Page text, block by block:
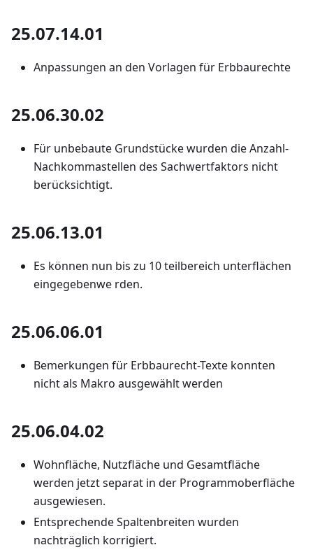
25.07.14.01
Anpassungen an den Vorlagen für Erbbaurechte
25.06.30.02
Für unbebaute Grundstücke wurden die Anzahl-
Nachkommastellen des Sachwertfaktors nicht
berücksichtigt.
25.06.13.01
Es können nun bis zu 10 teilbereich unterflächen
eingegebenwe rden.
25.06.06.01
Bemerkungen für Erbbaurecht-Texte konnten
nicht als Makro ausgewählt werden
25.06.04.02
Wohnfläche, Nutzfläche und Gesamtfläche
werden jetzt separat in der Programmoberfläche
ausgewiesen.
Entsprechende Spaltenbreiten wurden
nachträglich korrigiert.